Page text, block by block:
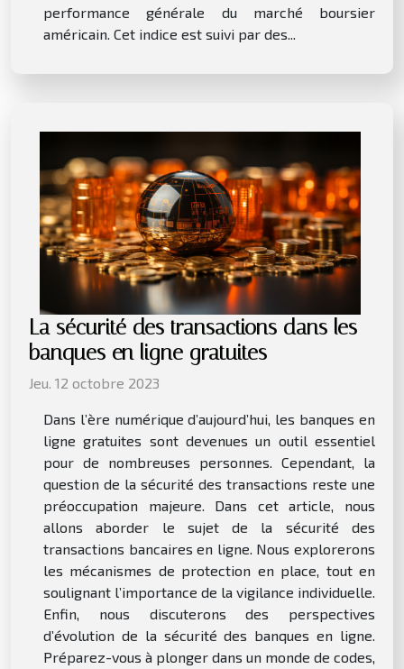
performance générale du marché boursier
américain. Cet indice est suivi par des...
La sécurité des transactions dans les
banques en ligne gratuites
Jeu. 12 octobre 2023
Dans l’ère numérique d’aujourd’hui, les banques en
ligne gratuites sont devenues un outil essentiel
pour de nombreuses personnes. Cependant, la
question de la sécurité des transactions reste une
préoccupation majeure. Dans cet article, nous
allons aborder le sujet de la sécurité des
transactions bancaires en ligne. Nous explorerons
les mécanismes de protection en place, tout en
soulignant l’importance de la vigilance individuelle.
Enfin, nous discuterons des perspectives
d’évolution de la sécurité des banques en ligne.
Préparez-vous à plonger dans un monde de codes,